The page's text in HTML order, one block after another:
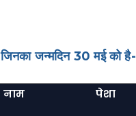
जिनका जन्मदिन 30 मई को है-
नाम पेशा